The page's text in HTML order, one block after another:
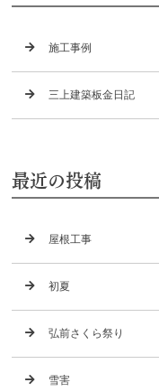
施工事例
三上建築板金日記
最近の投稿
屋根工事
初夏
弘前さくら祭り
雪害